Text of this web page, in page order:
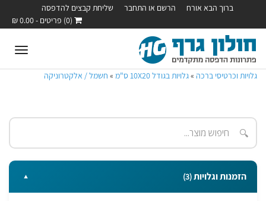
ברוך הבא אורח הרשם או התחבר
שליחת קבצים להדפסה
(0) פריטים - 0.00 ₪
גלויות וכרטיסי ברכה »גלויות בגודל 10X20 ס"מ » חשמל / אלקטרוניקה
🔍
הזמנות וגלויות(3)
▼